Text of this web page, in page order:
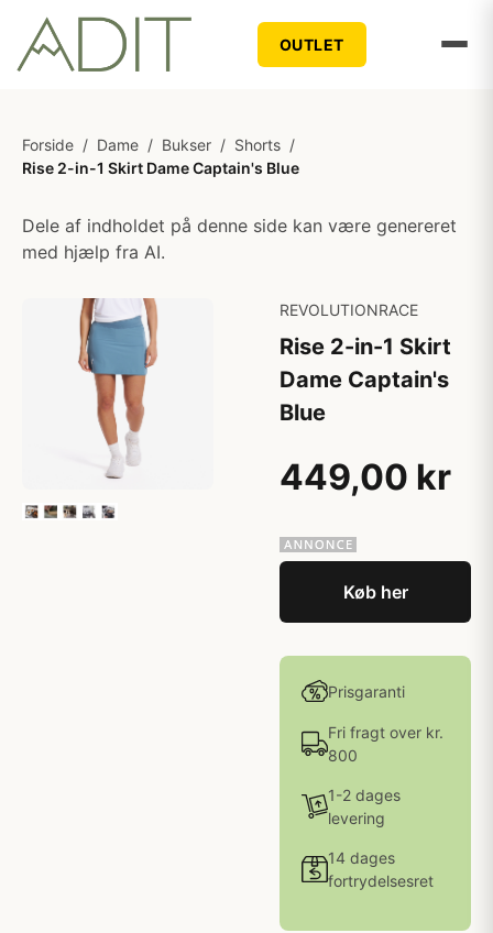
OUTLET
Forside / Dame / Bukser / Shorts /
Rise 2-in-1 Skirt Dame Captain's Blue
Dele af indholdet på denne side kan være genereret
med hjælp fra AI.
REVOLUTIONRACE
Rise 2-in-1 Skirt
Dame Captain's
Blue
449,00 kr
Køb her
Prisgaranti
Fri fragt over kr.
800
1-2 dages
levering
14 dages
fortrydelsesret